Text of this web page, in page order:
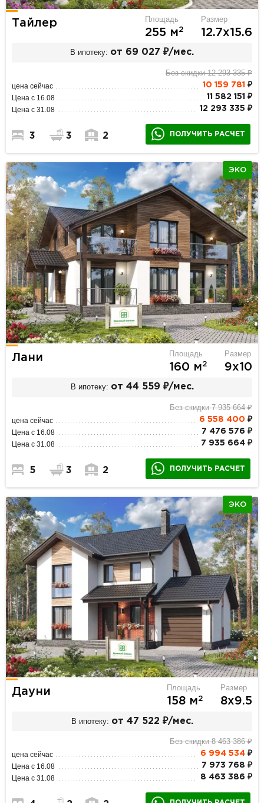
Тайлер Площадь
255 м2
Размер
12.7х15.6
В ипотеку: от 69 027 ₽/мес.
Без скидки 12 293 335 ₽
цена сейчас 10 159 781 ₽
Цена с 16.08 11 582 151 ₽
Цена с 31.08 12 293 335 ₽
3 3 2 ПОЛУЧИТЬ РАСЧЕТ
ЭКО
Лани Площадь
160 м2
Размер
9х10
В ипотеку: от 44 559 ₽/мес.
Без скидки 7 935 664 ₽
цена сейчас 6 558 400 ₽
Цена с 16.08 7 476 576 ₽
Цена с 31.08 7 935 664 ₽
5 3 2 ПОЛУЧИТЬ РАСЧЕТ
ЭКО
Дауни Площадь
158 м2
Размер
8х9.5
В ипотеку: от 47 522 ₽/мес.
Без скидки 8 463 386 ₽
цена сейчас 6 994 534₽
Цена с 16.08 7 973 768 ₽
Цена с 31.08 8 463 386 ₽